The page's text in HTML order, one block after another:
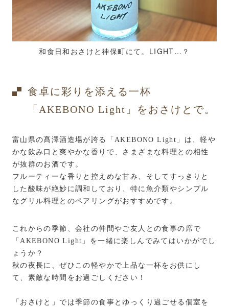
和食日和おさけと神保町にて。LIGHT…？
食卓に彩りを添える一杯
「AKEBONO Light」をおさけとで。
富山県の髙澤酒造場が誇る「AKEBONO Light」は、軽や
かな飲み口と爽やかな香りで、さまざまな料理との相性
が抜群のお酒です。
フルーティーな香りと控えめな甘み、そしてすっきりと
した酸味が絶妙に調和しており、特に魚介類やシンプル
なグリル料理とのペアリングがおすすめです。
これからの季節、会社の仲間やご友人との食事の席で
「AKEBONO Light」を一緒に楽しんでみてはいかがでし
ょうか？
秋の夜長に、ぜひこの軽やかで上品な一杯をお供にし
て、素敵な時間をお過ごしください！
「おさけと」では季節の食事とゆっくり過ごせる個室を